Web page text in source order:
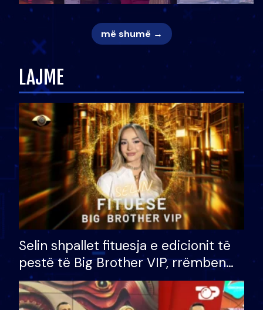
më shumë →
LAJME
Selin shpallet fituesja e edicionit të
pestë të Big Brother VIP, rrëmben
çmimin e madh prej 100 mijë eurosh